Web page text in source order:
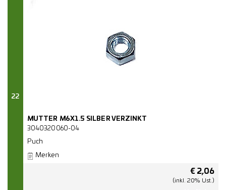
22
MUTTER M6X1.5 SILBER VERZINKT
3040320060-04
Puch
Merken
€ 2,06
(inkl. 20% Ust.)